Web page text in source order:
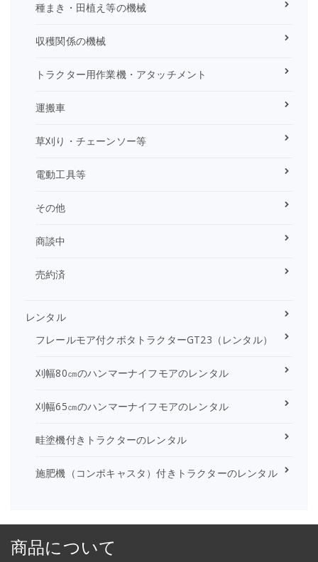
種まき・田植え等の機械
収穫関係の機械
トラクター用作業機・アタッチメント
運搬車
草刈り・チェーンソー等
電動工具等
その他
商談中
売約済
レンタル
フレールモア付クボタトラクターGT23（レンタル）
刈幅80㎝のハンマーナイフモアのレンタル
刈幅65㎝のハンマーナイフモアのレンタル
畦塗機付きトラクターのレンタル
施肥機（コンポキャスタ）付きトラクターのレンタル
商品について